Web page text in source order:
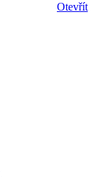
Otevřít